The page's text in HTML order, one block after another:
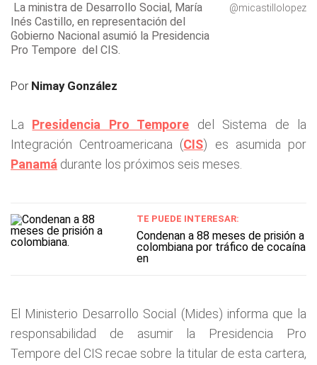
La ministra de Desarrollo Social, María
Inés Castillo, en representación del
Gobierno Nacional asumió la Presidencia
Pro Tempore del CIS.
@micastillolopez
Por Nimay González
La Presidencia Pro Tempore del Sistema de la
Integración Centroamericana (CIS) es asumida por
Panamá durante los próximos seis meses.
TE PUEDE INTERESAR:
Condenan a 88 meses de prisión a
colombiana por tráfico de cocaína
en
El Ministerio Desarrollo Social (Mides) informa que la
responsabilidad de asumir la Presidencia Pro
Tempore del CIS recae sobre la titular de esta cartera,